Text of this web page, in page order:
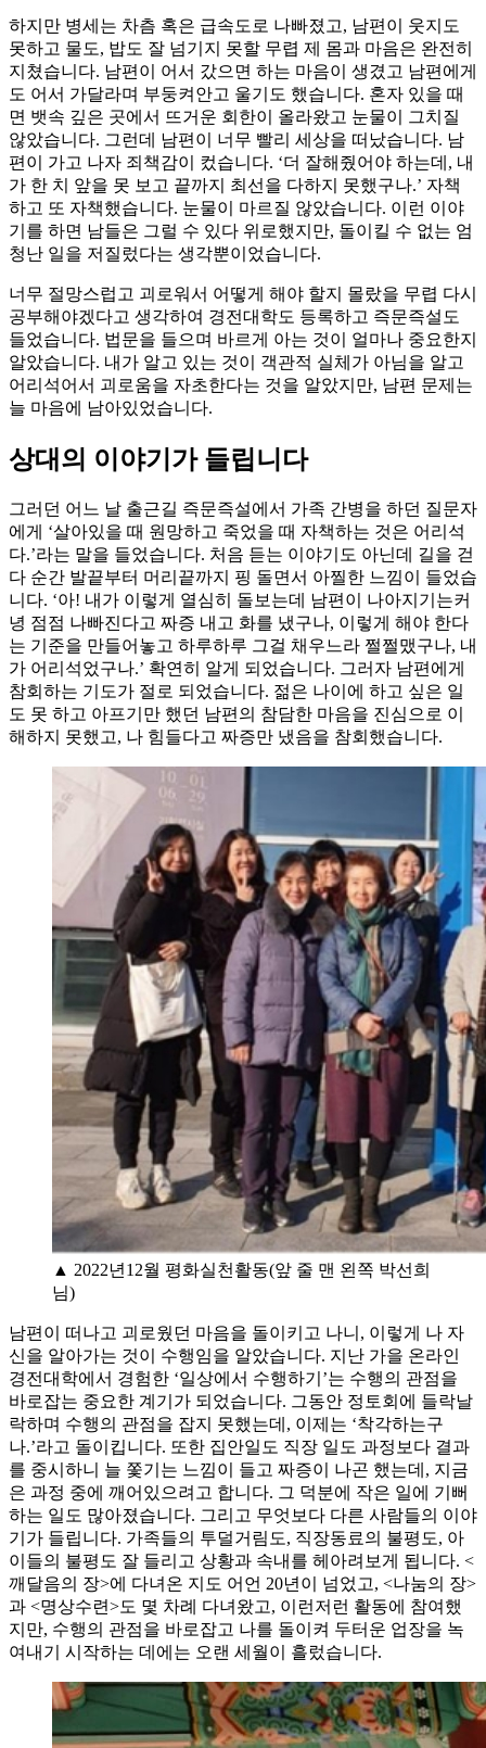
하지만 병세는 차츰 혹은 급속도로 나빠졌고, 남편이 웃지도
못하고 물도, 밥도 잘 넘기지 못할 무렵 제 몸과 마음은 완전히
지쳤습니다. 남편이 어서 갔으면 하는 마음이 생겼고 남편에게
도 어서 가달라며 부둥켜안고 울기도 했습니다. 혼자 있을 때
면 뱃속 깊은 곳에서 뜨거운 회한이 올라왔고 눈물이 그치질
않았습니다. 그런데 남편이 너무 빨리 세상을 떠났습니다. 남
편이 가고 나자 죄책감이 컸습니다. ‘더 잘해줬어야 하는데, 내
가 한 치 앞을 못 보고 끝까지 최선을 다하지 못했구나.’ 자책
하고 또 자책했습니다. 눈물이 마르질 않았습니다. 이런 이야
기를 하면 남들은 그럴 수 있다 위로했지만, 돌이킬 수 없는 엄
청난 일을 저질렀다는 생각뿐이었습니다.
너무 절망스럽고 괴로워서 어떻게 해야 할지 몰랐을 무렵 다시
공부해야겠다고 생각하여 경전대학도 등록하고 즉문즉설도
들었습니다. 법문을 들으며 바르게 아는 것이 얼마나 중요한지
알았습니다. 내가 알고 있는 것이 객관적 실체가 아님을 알고
어리석어서 괴로움을 자초한다는 것을 알았지만, 남편 문제는
늘 마음에 남아있었습니다.
상대의 이야기가 들립니다
그러던 어느 날 출근길 즉문즉설에서 가족 간병을 하던 질문자
에게 ‘살아있을 때 원망하고 죽었을 때 자책하는 것은 어리석
다.’라는 말을 들었습니다. 처음 듣는 이야기도 아닌데 길을 걷
다 순간 발끝부터 머리끝까지 핑 돌면서 아찔한 느낌이 들었습
니다. ‘아! 내가 이렇게 열심히 돌보는데 남편이 나아지기는커
녕 점점 나빠진다고 짜증 내고 화를 냈구나, 이렇게 해야 한다
는 기준을 만들어놓고 하루하루 그걸 채우느라 쩔쩔맸구나, 내
가 어리석었구나.’ 확연히 알게 되었습니다. 그러자 남편에게
참회하는 기도가 절로 되었습니다. 젊은 나이에 하고 싶은 일
도 못 하고 아프기만 했던 남편의 참담한 마음을 진심으로 이
해하지 못했고, 나 힘들다고 짜증만 냈음을 참회했습니다.
▲ 2022년12월 평화실천활동(앞 줄 맨 왼쪽 박선희
님)
남편이 떠나고 괴로웠던 마음을 돌이키고 나니, 이렇게 나 자
신을 알아가는 것이 수행임을 알았습니다. 지난 가을 온라인
경전대학에서 경험한 ‘일상에서 수행하기’는 수행의 관점을
바로잡는 중요한 계기가 되었습니다. 그동안 정토회에 들락날
락하며 수행의 관점을 잡지 못했는데, 이제는 ‘착각하는구
나.’라고 돌이킵니다. 또한 집안일도 직장 일도 과정보다 결과
를 중시하니 늘 쫓기는 느낌이 들고 짜증이 나곤 했는데, 지금
은 과정 중에 깨어있으려고 합니다. 그 덕분에 작은 일에 기뻐
하는 일도 많아졌습니다. 그리고 무엇보다 다른 사람들의 이야
기가 들립니다. 가족들의 투덜거림도, 직장동료의 불평도, 아
이들의 불평도 잘 들리고 상황과 속내를 헤아려보게 됩니다. <
깨달음의 장>에 다녀온 지도 어언 20년이 넘었고, <나눔의 장>
과 <명상수련>도 몇 차례 다녀왔고, 이런저런 활동에 참여했
지만, 수행의 관점을 바로잡고 나를 돌이켜 두터운 업장을 녹
여내기 시작하는 데에는 오랜 세월이 흘렀습니다.